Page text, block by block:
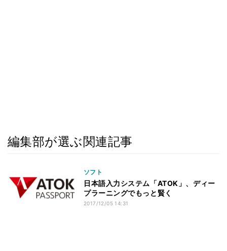
編集部が選ぶ関連記事
ソフト
日本語入力システム「ATOK」、ディー
プラーニングでもっと賢く
2017/12/05 14:31